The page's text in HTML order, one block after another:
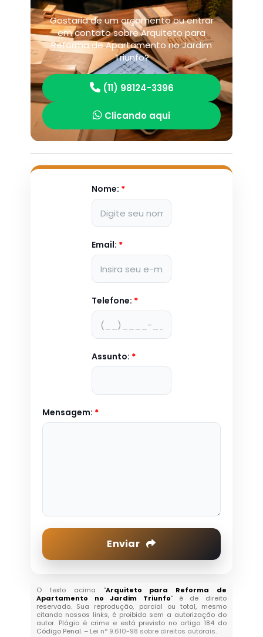
Gostaria de um orçamento ou entrar
em contato sobre Arquiteto para
Reforma de Apartamento no Jardim
Triunfo?
(11) 98124-3396
Clicando aqui
Nome: *
Email: *
Telefone: *
Assunto: *
Mensagem: *
Enviar
O texto acima "Arquiteto para Reforma de
Apartamento no Jardim Triunfo" é de direito
reservado. Sua reprodução, parcial ou total, mesmo
citando nossos links, é proibida sem a autorização do
autor. Plágio é crime e está previsto no artigo 184 do
Código Penal. – Lei n° 9.610-98 sobre direitos autorais.